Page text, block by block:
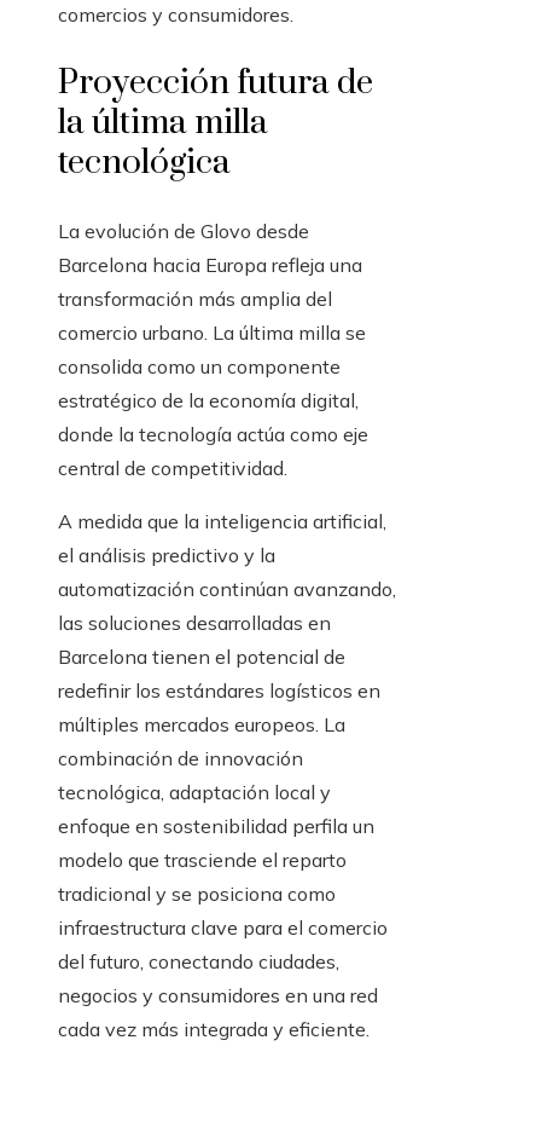
comercios y consumidores.
Proyección futura de
la última milla
tecnológica
La evolución de Glovo desde
Barcelona hacia Europa refleja una
transformación más amplia del
comercio urbano. La última milla se
consolida como un componente
estratégico de la economía digital,
donde la tecnología actúa como eje
central de competitividad.
A medida que la inteligencia artificial,
el análisis predictivo y la
automatización continúan avanzando,
las soluciones desarrolladas en
Barcelona tienen el potencial de
redefinir los estándares logísticos en
múltiples mercados europeos. La
combinación de innovación
tecnológica, adaptación local y
enfoque en sostenibilidad perfila un
modelo que trasciende el reparto
tradicional y se posiciona como
infraestructura clave para el comercio
del futuro, conectando ciudades,
negocios y consumidores en una red
cada vez más integrada y eficiente.